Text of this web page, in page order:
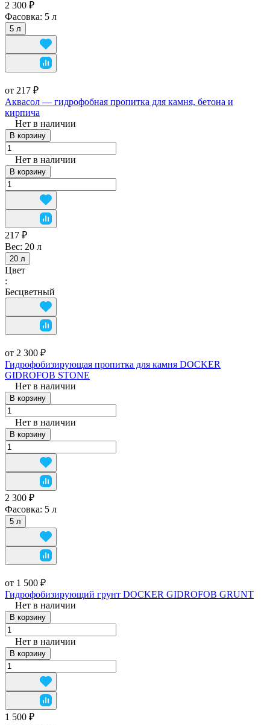
2 300 ₽
Фасовка: 5 л
5 л
от 217 ₽
Аквасол — гидрофобная пропитка для камня, бетона и
кирпича
Нет в наличии
В корзину
Нет в наличии
В корзину
217 ₽
Вес: 20 л
20 л
Цвет
:
Бесцветный
от 2 300 ₽
Гидрофобизирующая пропитка для камня DOCKER
GIDROFOB STONE
Нет в наличии
В корзину
Нет в наличии
В корзину
2 300 ₽
Фасовка: 5 л
5 л
от 1 500 ₽
Гидрофобизирующий грунт DOCKER GIDROFOB GRUNT
Нет в наличии
В корзину
Нет в наличии
В корзину
1 500 ₽